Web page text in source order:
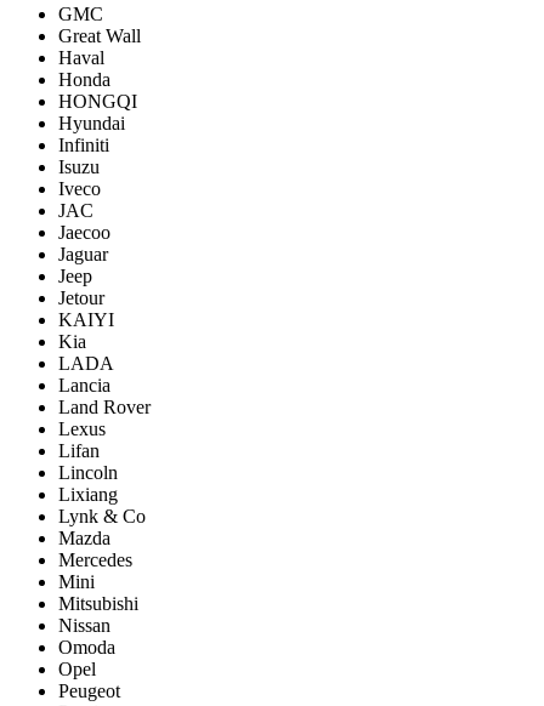
GMC
Great Wall
Haval
Honda
HONGQI
Hyundai
Infiniti
Isuzu
Iveco
JAC
Jaecoo
Jaguar
Jeep
Jetour
KAIYI
Kia
LADA
Lancia
Land Rover
Lexus
Lifan
Lincoln
Lixiang
Lynk & Co
Mazda
Mercedes
Mini
Mitsubishi
Nissan
Omoda
Opel
Peugeot